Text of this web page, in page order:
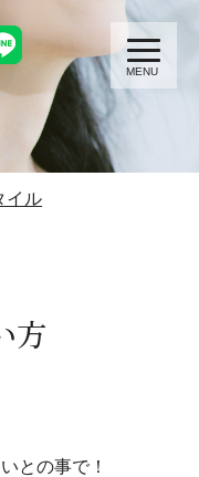
MENU
イル
方
との事で！